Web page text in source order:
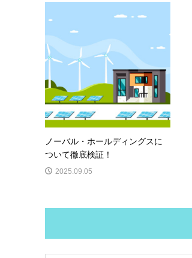
ノーバル・ホールディングスに
ついて徹底検証！
2025.09.05